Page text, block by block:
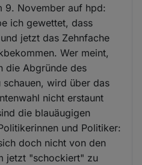
9. November auf hpd:
ich gewettet, dass
jetzt das Zehnfache
Wer meint,
die Abgründe des
schauen, wird über das
nicht erstaunt
die blauäugigen
und Politiker:
doch nicht von den
jetzt "schockiert" zu